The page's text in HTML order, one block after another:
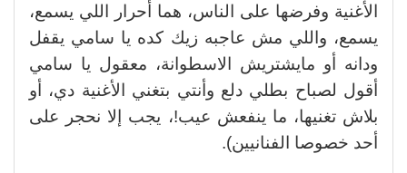
الأغنية وفرضها على الناس، هما أحرار اللي يسمع،
يسمع، واللي مش عاجبه زيك كده يا سامي يقفل
ودانه أو مايشتريش الاسطوانة، معقول يا سامي
أقول لصباح بطلي دلع وأنتي بتغني الأغنية دي، أو
بلاش تغنيها، ما ينفعش عيب!، يجب إلا نحجر على
أحد خصوصا الفنانيين).